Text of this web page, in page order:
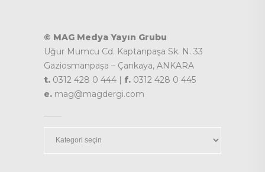
© MAG Medya Yayın Grubu
Uğur Mumcu Cd. Kaptanpaşa Sk. N. 33
Gaziosmanpaşa – Çankaya, ANKARA
t. 0312 428 0 444 | f. 0312 428 0 445
e. mag@magdergi.com